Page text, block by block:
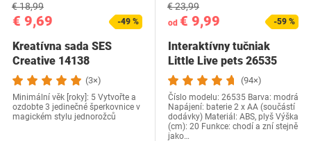
€ 9,69
€ 18,99
-49 %
Kreatívna sada SES
Creative 14138
(3×)
Minimální věk [roky]: 5 Vytvořte a
ozdobte 3 jedinečné šperkovnice v
magickém stylu jednorožců
od € 9,99
€ 23,99
-59 %
Interaktívny tučniak
Little Live pets ‎26535
(94×)
Číslo modelu: ‎26535 Barva: modrá
Napájení: baterie 2 x AA (součástí
dodávky) Materiál: ABS, plyš Výška
(cm): 20 Funkce: chodí a zní stejně
jako…